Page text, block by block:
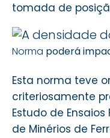
tomada de
Norma poderá
Esta norma teve
criteriosamente
Estudo de
de Minérios de